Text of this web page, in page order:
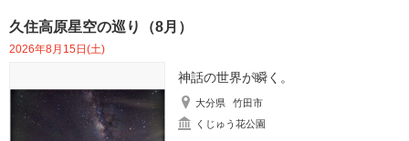
久住高原星空の巡り（8月）
2026年8月15日(土)
神話の世界が瞬く。
大分県
竹田市
くじゅう花公園